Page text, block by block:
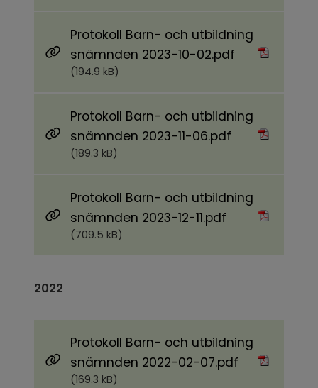
Protokoll Barn- och utbildning
snämnden 2023-10-02.pdf Pdf, 194.9 kB.
(194.9 kB)
Protokoll Barn- och utbildning
snämnden 2023-11-06.pdf Pdf, 189.3 kB.
(189.3 kB)
Protokoll Barn- och utbildning
snämnden 2023-12-11.pdf Pdf, 709.5 kB.
(709.5 kB)
2022
Protokoll Barn- och utbildning
snämnden 2022-02-07.pdf Pdf, 169.3 kB.
(169.3 kB)